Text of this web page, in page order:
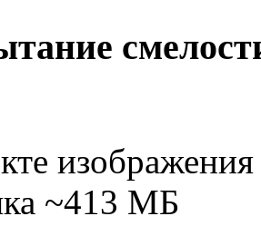
~413 МБ